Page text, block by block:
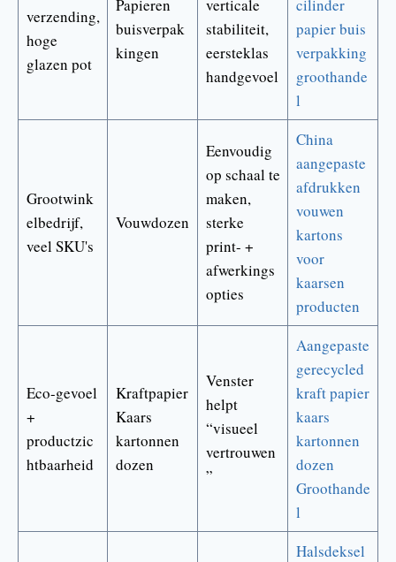
verzending,
hoge
glazen pot
Papieren
buisverpak
kingen
verticale
stabiliteit,
eersteklas
handgevoel
cilinder
papier buis
verpakking
groothande
l
Grootwink
elbedrijf,
veel SKU's
Vouwdozen
Eenvoudig
op schaal te
maken,
sterke
print- +
afwerkings
opties
China
aangepaste
afdrukken
vouwen
kartons
voor
kaarsen
producten
Eco-gevoel
+
productzic
htbaarheid
Kraftpapier
Kaars
kartonnen
dozen
Venster
helpt
“visueel
vertrouwen
”
Aangepaste
gerecycled
kraft papier
kaars
kartonnen
dozen
Groothande
l
Halsdeksel